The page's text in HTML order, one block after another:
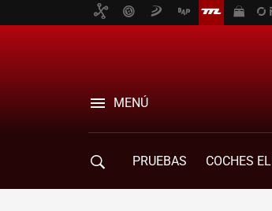
MENÚ
PRUEBAS COCHES